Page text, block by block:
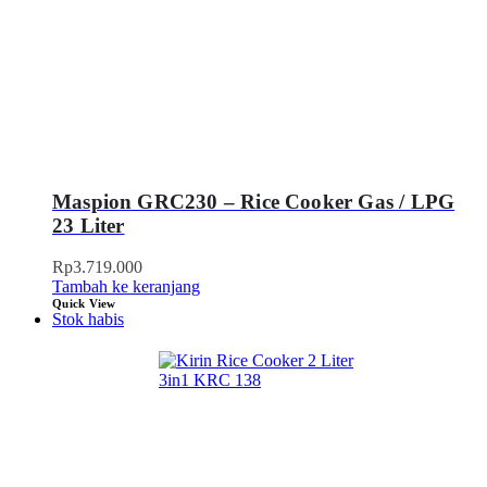
Maspion GRC230 – Rice Cooker Gas / LPG
23 Liter
Rp3.719.000
Tambah ke keranjang
Quick View
Stok habis